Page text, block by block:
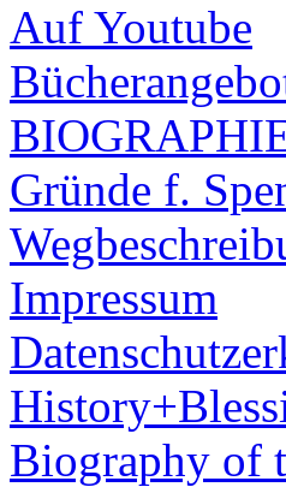
Auf Youtube
Gründe f.
Impressum
Biography of